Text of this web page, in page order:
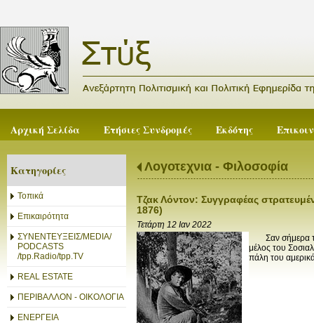
Αρχική Σελίδα Ετήσιες Συνδρομές Εκδότης
Κατηγορίες
Τοπικά
Επικαιρότητα
ΣΥΝΕΝΤΕΥΞΕΙΣ/MEDIA/
PODCASTS
/tpp.Radio/tpp.TV
REAL ESTATE
ΠΕΡΙΒΑΛΛΟΝ - ΟΙΚΟΛΟΓΙΑ
ΕΝΕΡΓΕΙΑ
Λογοτεχνια - Φιλοσοφία
Τζακ Λόντον: Συγγραφέας
1876)
Τετάρτη 12 Ιαν 2022
Σαν σήμερα το
μέλος του
πάλη του